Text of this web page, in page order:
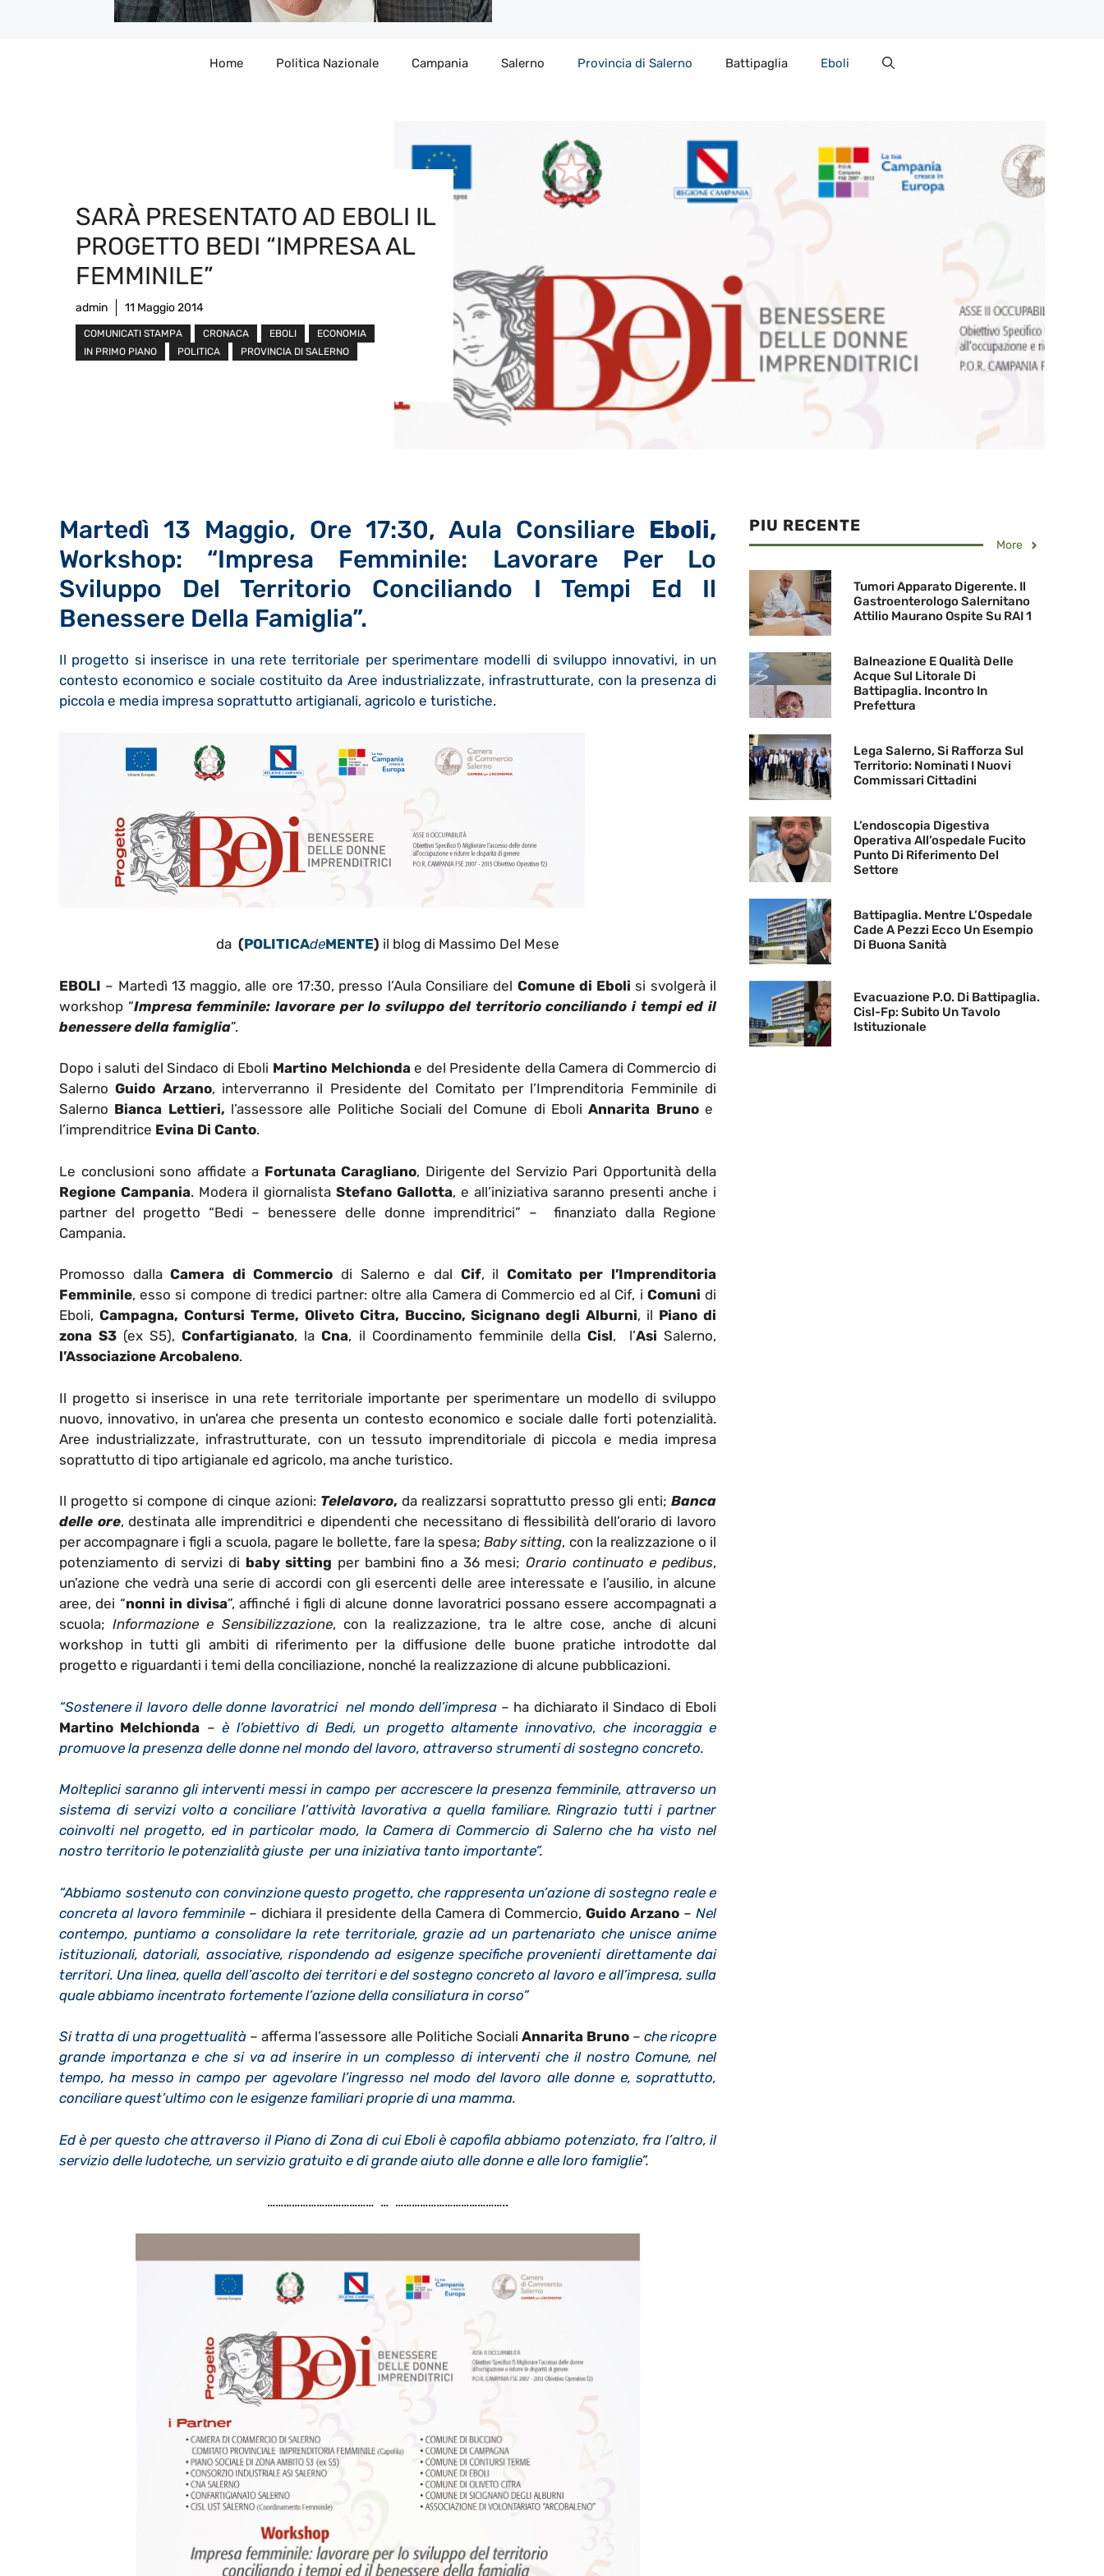
Home Politica Nazionale Campania Salerno Provincia di Salerno Battipaglia Eboli
SARÀ PRESENTATO AD EBOLI IL
PROGETTO BEDI “IMPRESA AL
FEMMINILE”
admin 11 Maggio 2014
COMUNICATI STAMPA CRONACA EBOLI
ECONOMIA
IN PRIMO PIANO
POLITICA PROVINCIA DI SALERNO
Martedì 13 Maggio, Ore 17:30, Aula Consiliare Eboli,
Workshop: “Impresa Femminile: Lavorare Per Lo
Sviluppo Del Territorio Conciliando I Tempi Ed Il
Benessere Della Famiglia”.
Il progetto si inserisce in una rete territoriale per sperimentare modelli di sviluppo innovativi, in un
contesto economico e sociale costituito da Aree industrializzate, infrastrutturate, con la presenza di
piccola e media impresa soprattutto artigianali, agricolo e turistiche.
da (POLITICAdeMENTE) il blog di Massimo Del Mese
EBOLI – Martedì 13 maggio, alle ore 17:30, presso l’Aula Consiliare del Comune di Eboli si svolgerà il
workshop “Impresa femminile: lavorare per lo sviluppo del territorio conciliando i tempi ed il
benessere della famiglia”.
Dopo i saluti del Sindaco di Eboli Martino Melchionda e del Presidente della Camera di Commercio di
SalernoGuido Arzano, interverranno il Presidente del Comitato per l’Imprenditoria Femminile di
Salerno Bianca Lettieri, l’assessore alle Politiche Sociali del Comune di EboliAnnarita Brunoe
l’imprenditrice Evina Di Canto.
Le conclusioni sono affidate a Fortunata Caragliano, Dirigente del Servizio Pari Opportunità della
Regione Campania. Modera il giornalista Stefano Gallotta, e all’iniziativa saranno presenti anche i
partner del progetto “Bedi – benessere delle donne imprenditrici” – finanziato dalla Regione
Campania.
Promosso dallaCamera di Commercio di Salerno e dal Cif, il Comitato per l’Imprenditoria
Femminile, esso si compone di tredici partner: oltre alla Camera di Commercio ed al Cif, i Comuni di
Eboli, Campagna, Contursi Terme, Oliveto Citra, Buccino, Sicignano degli Alburni, il Piano di
zona S3 (ex S5),Confartigianato, laCna, il Coordinamento femminile della Cisl, l’AsiSalerno,
l’Associazione Arcobaleno.
Il progetto si inserisce in una rete territoriale importante per sperimentare un modello di sviluppo
nuovo, innovativo, in un’area che presenta un contesto economico e sociale dalle forti potenzialità.
Aree industrializzate, infrastrutturate, con un tessuto imprenditoriale di piccola e media impresa
soprattutto di tipo artigianale ed agricolo, ma anche turistico.
Il progetto si compone di cinque azioni: Telelavoro, da realizzarsi soprattutto presso gli enti; Banca
delle ore, destinata alle imprenditrici e dipendenti che necessitano di flessibilità dell’orario di lavoro
per accompagnare i figli a scuola, pagare le bollette, fare la spesa;Baby sitting, con la realizzazione o il
potenziamento di servizi di baby sitting per bambini fino a 36 mesi;Orario continuato e pedibus,
un’azione che vedrà una serie di accordi con gli esercenti delle aree interessate e l’ausilio, in alcune
aree, dei “nonni in divisa”, affinché i figli di alcune donne lavoratrici possano essere accompagnati a
scuola;Informazione e Sensibilizzazione, con la realizzazione, tra le altre cose, anche di alcuni
workshop in tutti gli ambiti di riferimento per la diffusione delle buone pratiche introdotte dal
progetto e riguardanti i temi della conciliazione, nonché la realizzazione di alcune pubblicazioni.
“Sostenere il lavoro delle donne lavoratrici nel mondo dell’impresa– ha dichiarato il Sindaco di Eboli
Martino Melchionda – è l’obiettivo di Bedi, un progetto altamente innovativo, che incoraggia e
promuove la presenza delle donne nel mondo del lavoro, attraverso strumenti di sostegno concreto.
Molteplici saranno gli interventi messi in campo per accrescere la presenza femminile, attraverso un
sistema di servizi volto a conciliare l’attività lavorativa a quella familiare. Ringrazio tutti i partner
coinvolti nel progetto, ed in particolar modo, la Camera di Commercio di Salerno che ha visto nel
nostro territorio le potenzialità giuste per una iniziativa tanto importante”.
“Abbiamo sostenuto con convinzione questo progetto, che rappresenta un’azione di sostegno reale e
concreta al lavoro femminile – dichiara il presidente della Camera di Commercio, Guido Arzano – Nel
contempo, puntiamo a consolidare la rete territoriale, grazie ad un partenariato che unisce anime
istituzionali, datoriali, associative, rispondendo ad esigenze specifiche provenienti direttamente dai
territori. Una linea, quella dell’ascolto dei territori e del sostegno concreto al lavoro e all’impresa, sulla
quale abbiamo incentrato fortemente l’azione della consiliatura in corso”
Si tratta di una progettualità – afferma l’assessore alle Politiche Sociali Annarita Bruno– che ricopre
grande importanza e che si va ad inserire in un complesso di interventi che il nostro Comune, nel
tempo, ha messo in campo per agevolare l’ingresso nel modo del lavoro alle donne e, soprattutto,
conciliare quest’ultimo con le esigenze familiari proprie di una mamma.
Ed è per questo che attraverso il Piano di Zona di cui Eboli è capofila abbiamo potenziato, fra l’altro, il
servizio delle ludoteche, un servizio gratuito e di grande aiuto alle donne e alle loro famiglie”.
………………………………… … …………………………………..
PIU RECENTE
More
Tumori Apparato Digerente. Il
Gastroenterologo Salernitano
Attilio Maurano Ospite Su RAI 1
Balneazione E Qualità Delle
Acque Sul Litorale Di
Battipaglia. Incontro In
Prefettura
Lega Salerno, Si Rafforza Sul
Territorio: Nominati I Nuovi
Commissari Cittadini
L’endoscopia Digestiva
Operativa All’ospedale Fucito
Punto Di Riferimento Del
Settore
Battipaglia. Mentre L’Ospedale
Cade A Pezzi Ecco Un Esempio
Di Buona Sanità
Evacuazione P.O. Di Battipaglia.
Cisl-Fp: Subito Un Tavolo
Istituzionale